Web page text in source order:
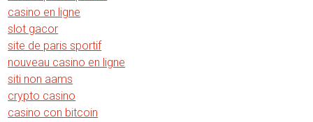
casino en ligne
slot gacor
site de paris sportif
nouveau casino en ligne
siti non aams
crypto casino
casino con bitcoin